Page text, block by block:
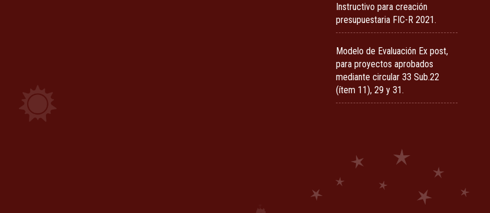
Instructivo para creación
presupuestaria FIC-R 2021.
Modelo de Evaluación Ex post,
para proyectos aprobados
mediante circular 33 Sub.22
(ítem 11), 29 y 31.